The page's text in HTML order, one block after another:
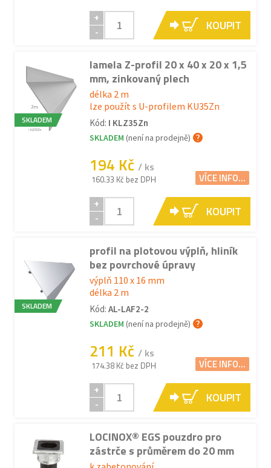
+
-
KOUPIT
SKLADEM
lamela Z-profil 20 x 40 x 20 x 1,5
mm, zinkovaný plech
délka 2 m
lze použít s U-profilem KU35Zn
Kód: I KLZ35Zn
SKLADEM (není na prodejně)
194 Kč / ks
160.33 Kč bez DPH VÍCE INFO...
+
-
KOUPIT
SKLADEM
profil na plotovou výplň, hliník
bez povrchové úpravy
výplň 110 x 16 mm
délka 2 m
Kód: AL-LAF2-2
SKLADEM (není na prodejně)
211 Kč / ks
174.38 Kč bez DPH VÍCE INFO...
+
-
KOUPIT
LOCINOX® EGS pouzdro pro
zástrče s průměrem do 20 mm